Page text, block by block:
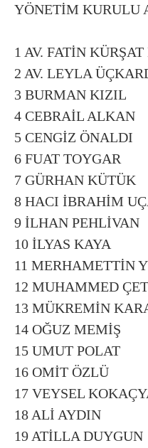
YÖNETİM KURULU
1 AV. FATİN
2 AV. LEYLA
3 BURMAN KIZIL
4 CEBRAİL ALKAN
5 CENGİZ ÖNALDI
6 FUAT TOYGAR
7 GÜRHAN KÜTÜK
8 HACI İBRAHİM
9 İLHAN PEHLİVAN
10 İLYAS KAYA
11 MERHAMETTİN
12 MUHAMMED
13 MÜKREMİN
14 OĞUZ MEMİŞ
15 UMUT POLAT
16 OMİT ÖZLÜ
17 VEYSEL
18 ALİ AYDIN
19 ATİLLA DUYGUN